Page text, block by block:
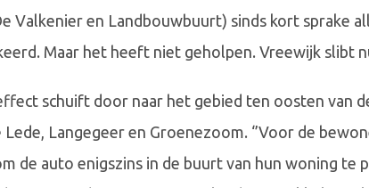
Valkenier en Landbouwbuurt) sinds kort sprake
Maar het heeft niet geholpen. Vreewijk slibt
schuift door naar het gebied ten oosten van
Lede, Langegeer en Groenezoom. ‘’Voor de
de auto enigszins in de buurt van hun woning te